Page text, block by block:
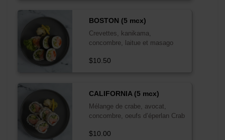
BOSTON (5 mcx)
Crevettes, kanikama,
concombre, laitue et masago
$10.50
CALIFORNIA (5 mcx)
Mélange de crabe, avocat,
concombre, oeufs d’éperlan Crab
roe
$10.00